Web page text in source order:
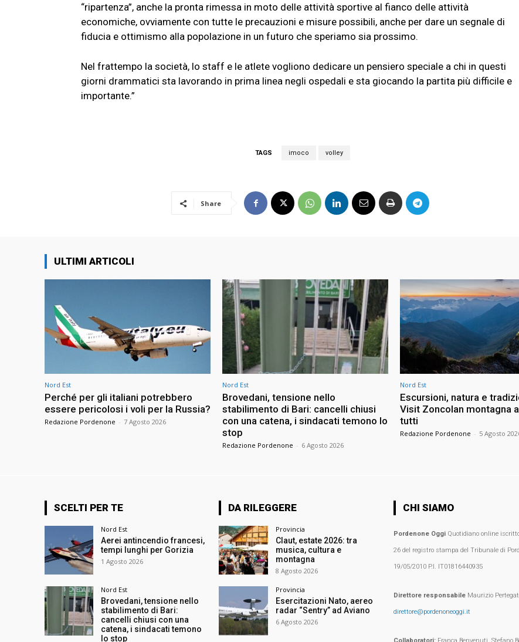
“ripartenza”, anche la pronta rimessa in moto delle attività sportive al fianco delle attività
economiche, ovviamente con tutte le precauzioni e misure possibili, anche per dare un segnale di
fiducia e ottimismo alla popolazione in un futuro che speriamo sia prossimo.
Nel frattempo la società, lo staff e le atlete vogliono dedicare un pensiero speciale a chi in questi
giorni drammatici sta lavorando in prima linea negli ospedali e sta giocando la partita più difficile e
importante.”
TAGS imoco volley
Share
ULTIMI ARTICOLI
Nord Est
Perché per gli italiani potrebbero
essere pericolosi i voli per la Russia?
Redazione Pordenone - 7 Agosto 2026
Nord Est
Brovedani, tensione nello
stabilimento di Bari: cancelli chiusi
con una catena, i sindacati temono lo
stop
Redazione Pordenone - 6 Agosto 2026
Nord Est
Escursioni, natura e
Visit Zoncolan montagna
tutti
Redazione Pordenone - 5 Agosto
SCELTI PER TE
Nord Est
Aerei antincendio francesi,
tempi lunghi per Gorizia
1 Agosto 2026
Nord Est
Brovedani, tensione nello
stabilimento di Bari:
cancelli chiusi con una
catena, i sindacati temono
lo stop
DA RILEGGERE
Provincia
Claut, estate 2026: tra
musica, cultura e
montagna
8 Agosto 2026
Provincia
Esercitazioni Nato, aereo
radar “Sentry” ad Aviano
6 Agosto 2026
CHI SIAMO
Pordenone OggiQuotidiano online
26 del registro stampa del Tribunale di
19/05/2010 P.I. IT01816440935
Direttore responsabileMaurizio
direttore@pordenoneoggi.it